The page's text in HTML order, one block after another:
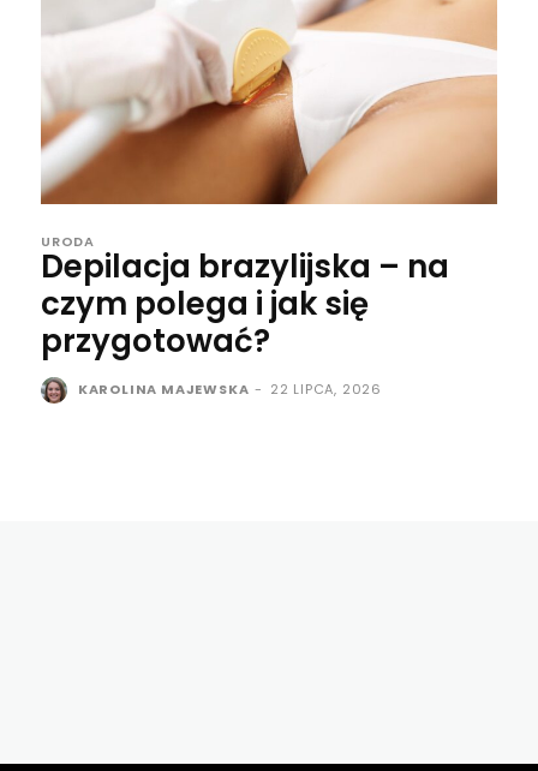
URODA
Depilacja brazylijska – na
czym polega i jak się
przygotować?
KAROLINA MAJEWSKA - 22 LIPCA, 2026